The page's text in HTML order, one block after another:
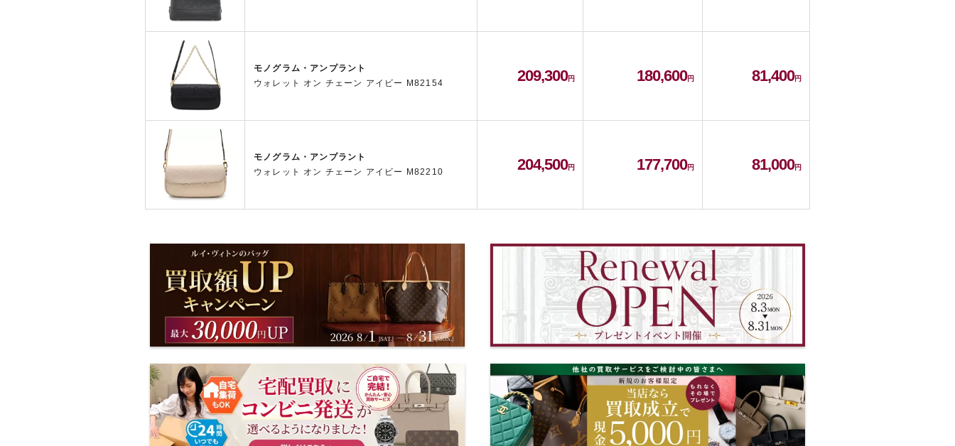
モノグラム・アンプラント
ウォレット オン チェーン アイビー M82154
209,300 180,600 81,400
モノグラム・アンプラント
ウォレット オン チェーン アイビー M82210
204,500 177,700 81,000